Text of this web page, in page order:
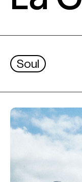
Soul